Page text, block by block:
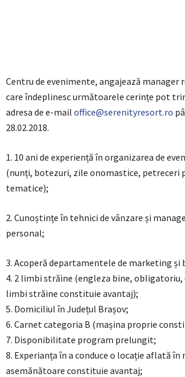
Centru de evenimente, angajează manager
care îndeplinesc următoarele cerințe pot
adresa de e-mail office@serenityresort.ro
28.02.2018.
1. 10 ani de experiență în organizarea de
(nunți, botezuri, zile onomastice, petreceri
tematice);
2. Cunoștințe în tehnici de vânzare și
personal;
3. Acoperă departamentele de marketing și
4. 2 limbi străine (engleza bine, obligatoriu,
limbi străine constituie avantaj);
5. Domiciliul în Județul Brașov;
6. Carnet categoria B (mașina proprie
7. Disponibilitate program prelungit;
8. Experianța în a conduce o locație aflată în
asemănătoare constituie avantaj;